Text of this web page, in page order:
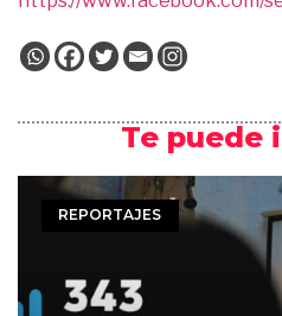
Te puede
REPORTAJES